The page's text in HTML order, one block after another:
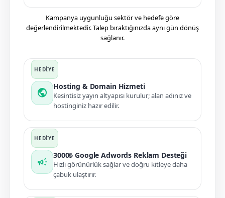
Kampanya uygunluğu sektör ve hedefe göre
değerlendirilmektedir. Talep bıraktığınızda aynı gün dönüş
sağlanır.
public
Hosting & Domain Hizmeti
Kesintisiz yayın altyapısı kurulur; alan adınız ve
hostinginiz hazır edilir.
campaign
3000₺ Google Adwords Reklam Desteği
Hızlı görünürlük sağlar ve doğru kitleye daha
çabuk ulaştırır.